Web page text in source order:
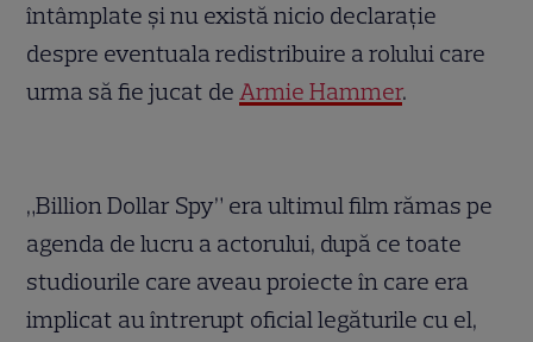
întâmplate și nu există nicio declarație
despre eventuala redistribuire a rolului care
urma să fie jucat deArmie Hammer.
„Billion Dollar Spy” era ultimul film rămas pe
agenda de lucru a actorului, după ce toate
studiourile care aveau proiecte în care era
implicat au întrerupt oficial legăturile cu el,